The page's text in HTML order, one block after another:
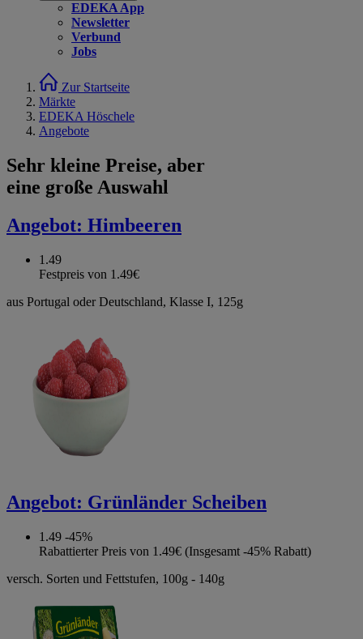
EDEKA App
Newsletter
Verbund
Jobs
Zur Startseite
Märkte
EDEKA Höschele
Angebote
Sehr kleine Preise, aber
eine große Auswahl
Angebot: Himbeeren
1.49
Festpreis von 1.49€
aus Portugal oder Deutschland, Klasse I, 125g
Angebot: Grünländer Scheiben
1.49 -45%
Rabattierter Preis von 1.49€ (Insgesamt -45% Rabatt)
versch. Sorten und Fettstufen, 100g - 140g